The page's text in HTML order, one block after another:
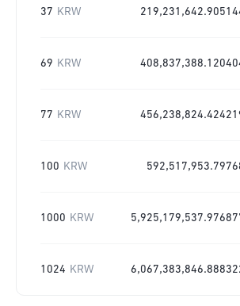
37 KRW
69 KRW
77 KRW
100 KRW
1000 KRW
1024 KRW